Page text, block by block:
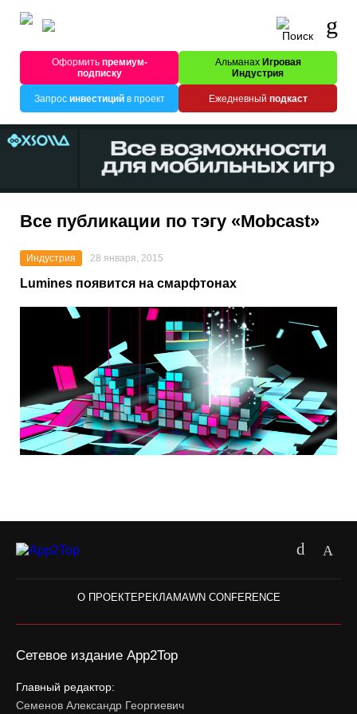
Оформитьпремиум-
подписку
Альманах Игровая
Индустрия
Запрос инвестицийв проект Ежедневный подкаст
Все публикации по тэгу «Mobcast»
Индустрия 28 января, 2015
Lumines появится на смарфтонах
О ПРОЕКТЕРЕКЛАМАWN CONFERENCE
Сетевое издание App2Top
Главный редактор:
Семенов Александр Георгиевич